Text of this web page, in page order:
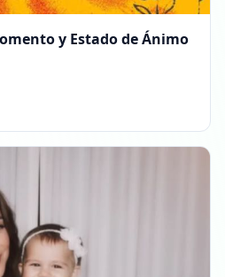
y Estado de Ánimo